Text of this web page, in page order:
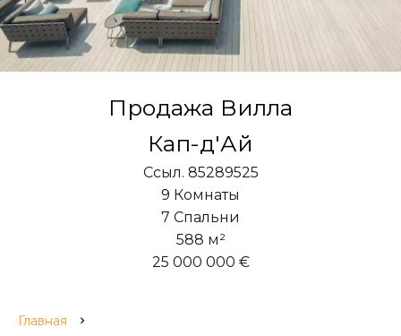
Продажа Вилла
Кап-д'Ай
Ссыл. 85289525
9 Комнаты
7 Спальни
588 м²
25 000 000 €
Главная